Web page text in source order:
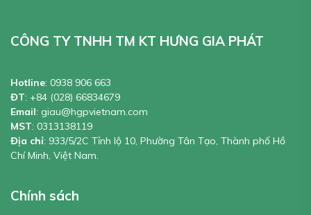
CÔNG TY TNHH TM KT HƯNG GIA PHÁT
Hotline: 0938 906 663
ĐT: +84 (028) 66834679
Email: giau@hgpvietnam.com
MST: 0313138119
Địa chỉ: 933/5/2C Tỉnh lộ 10, Phường Tân Tạo, Thành phố Hồ
Chí Minh, Việt Nam.
Chính sách